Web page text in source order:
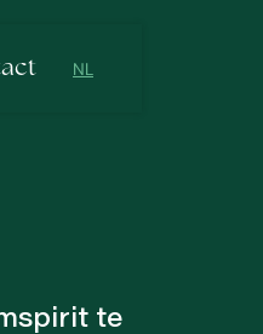
NL
te